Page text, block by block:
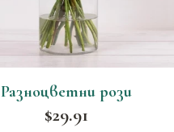
Разноцветни рози
$29.91